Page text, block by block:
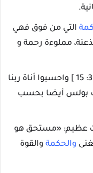
التي من فوق فهي
مملوءة رحمة و
16. [ رسالة بطرس الرسول الثانية 3: 15 ] واحسبوا أناة ربنا
بولس أيضا بحسب
] قائلين بصوت عظيم: «مستحق هو
والحكمة والقوة